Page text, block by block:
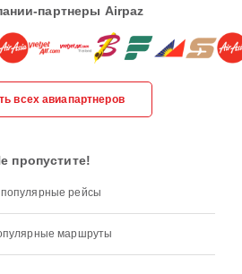
партнеры Airpaz
всех авиапартнеров
пропустите!
рейсы
маршруты